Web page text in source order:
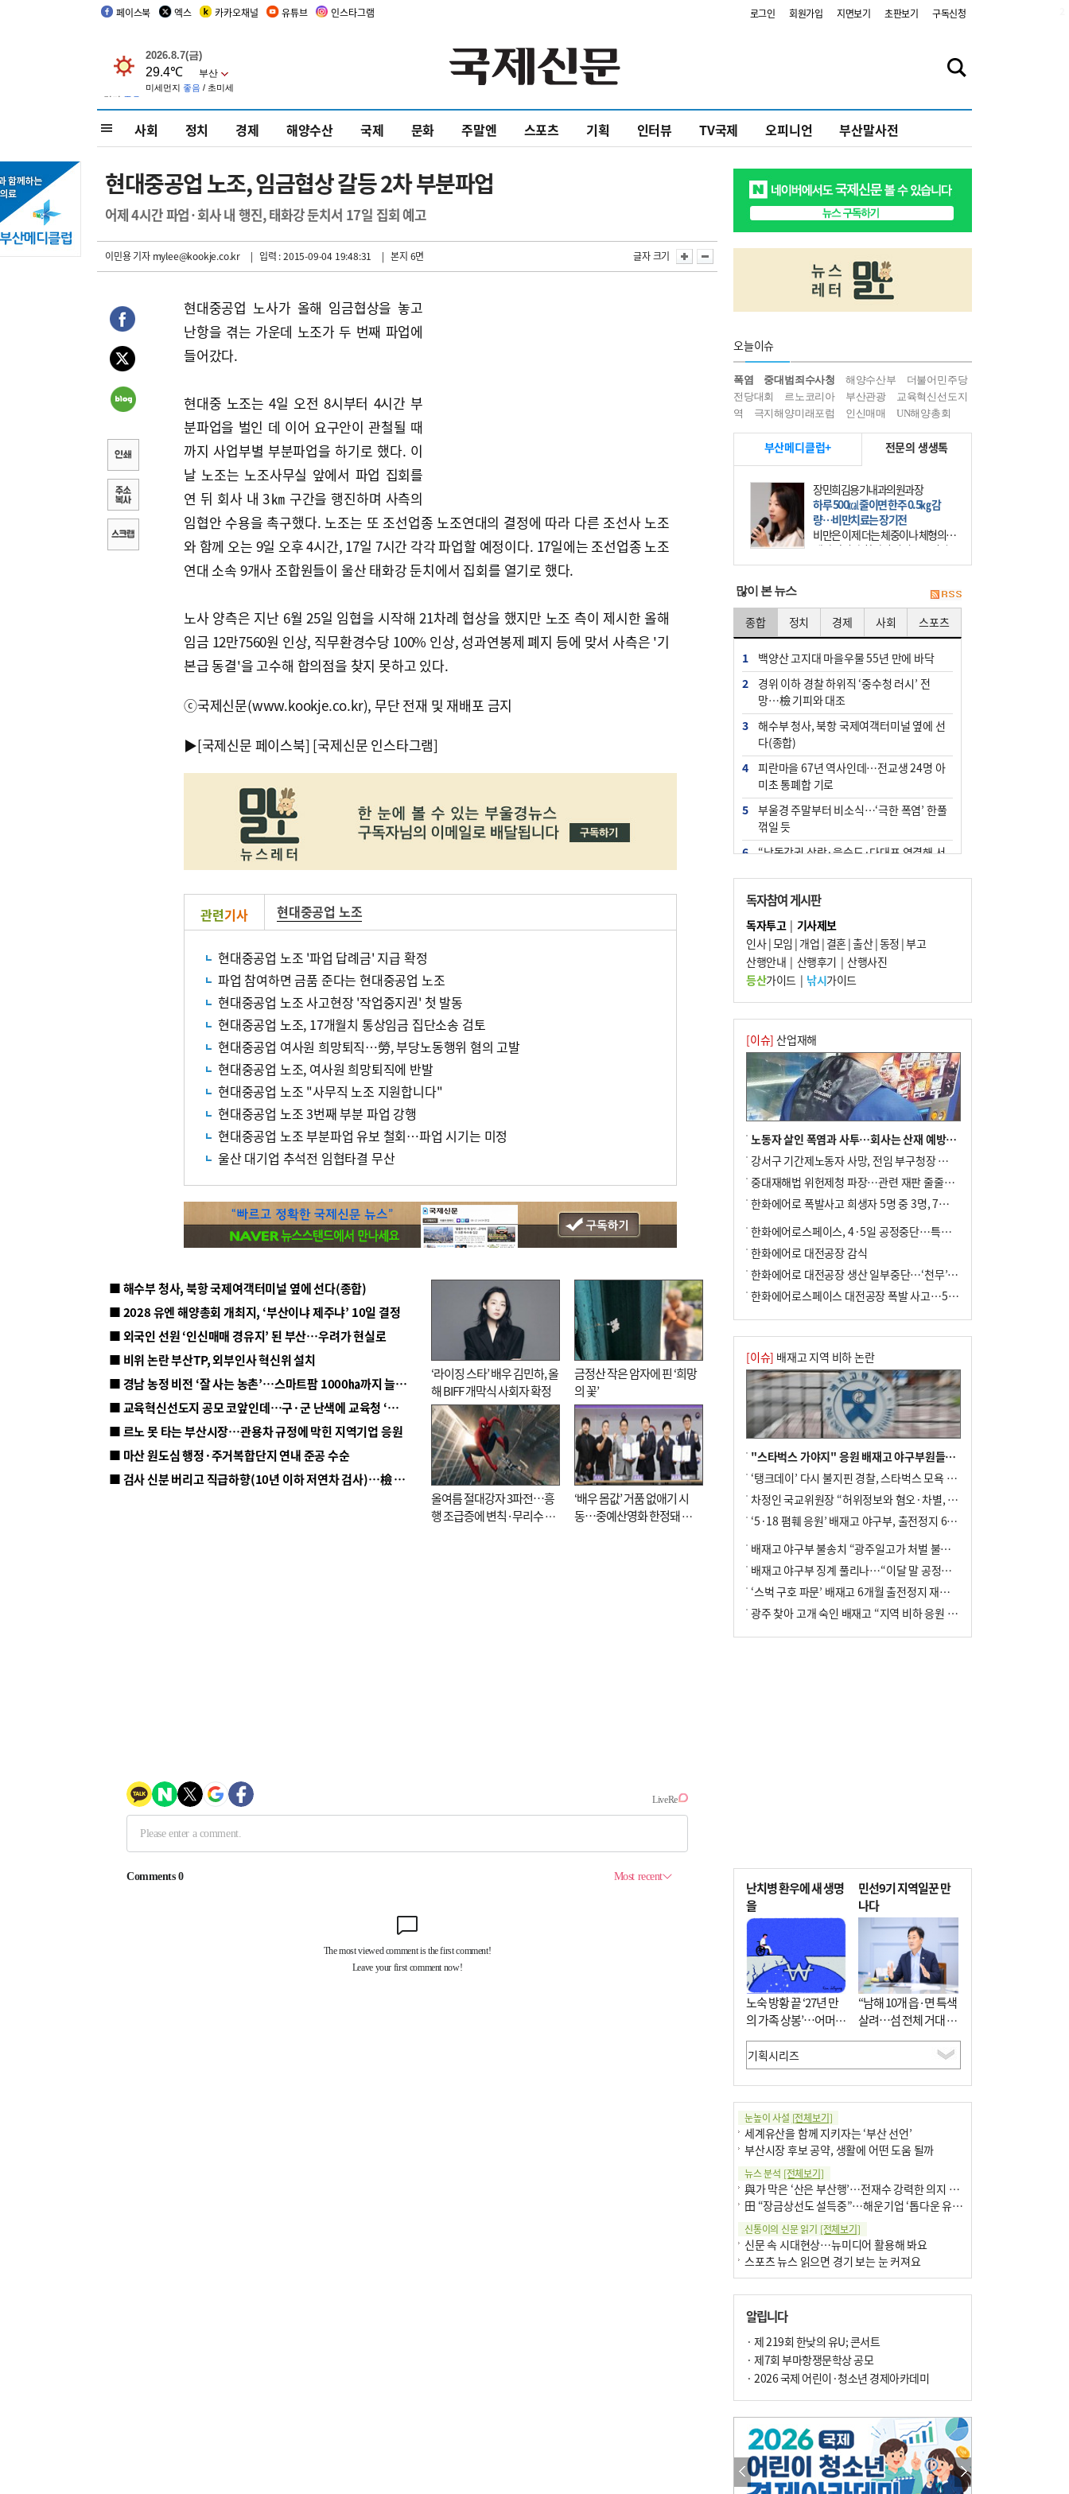
페이스북 엑스 카카오채널 유튜브 인스타그램 로그인 회원가입 지면보기 초판보기 구독신청
사회 정치 경제 해양수산 국제 문화 주말엔 스포츠 기획 인터뷰 TV국제 오피니언 부산말사전
현대중공업 노조, 임금협상 갈등 2차 부분파업
어제 4시간 파업·회사 내 행진, 태화강 둔치서 17일 집회 예고
이민용 기자mylee@kookje.co.kr | 입력 : 2015-09-04 19:48:31 | 본지 6면 글자 크기
현대중공업 노사가 올해 임금협상을 놓고
난항을 겪는 가운데 노조가 두 번째 파업에
들어갔다.
현대중 노조는 4일 오전 8시부터 4시간 부
분파업을 벌인 데 이어 요구안이 관철될 때
까지 사업부별 부분파업을 하기로 했다. 이
날 노조는 노조사무실 앞에서 파업 집회를
연 뒤 회사 내 3㎞ 구간을 행진하며 사측의
임협안 수용을 촉구했다. 노조는 또 조선업종 노조연대의 결정에 따라 다른 조선사 노조
와 함께 오는 9일 오후 4시간, 17일 7시간 각각 파업할 예정이다. 17일에는 조선업종 노조
연대 소속 9개사 조합원들이 울산 태화강 둔치에서 집회를 열기로 했다.
노사 양측은 지난 6월 25일 임협을 시작해 21차례 협상을 했지만 노조 측이 제시한 올해
임금 12만7560원 인상, 직무환경수당 100% 인상, 성과연봉제 폐지 등에 맞서 사측은 '기
본급 동결'을 고수해 합의점을 찾지 못하고 있다.
ⓒ국제신문(www.kookje.co.kr), 무단 전재 및 재배포 금지
▶[국제신문 페이스북] [국제신문 인스타그램]
관련기사 현대중공업 노조
현대중공업 노조 '파업 답례금' 지급 확정
파업 참여하면 금품 준다는 현대중공업 노조
현대중공업 노조 사고현장 '작업중지권' 첫 발동
현대중공업 노조, 17개월치 통상임금 집단소송 검토
현대중공업 여사원 희망퇴직…勞, 부당노동행위 혐의 고발
현대중공업 노조, 여사원 희망퇴직에 반발
현대중공업 노조 "사무직 노조 지원합니다"
현대중공업 노조 3번째 부분 파업 강행
현대중공업 노조 부분파업 유보 철회…파업 시기는 미정
울산 대기업 추석전 임협타결 무산
■ 해수부 청사, 북항 국제여객터미널 옆에 선다(종합)
■ 2028 유엔 해양총회 개최지, ‘부산이냐 제주냐’ 10일 결정
■ 외국인 선원 ‘인신매매 경유지’ 된 부산…우려가 현실로
■ 비위 논란 부산TP, 외부인사 혁신위 설치
■ 경남 농정 비전 ‘잘 사는 농촌’…스마트팜 1000㏊까지 늘린다
■ 교육혁신선도지 공모 코앞인데…구·군 난색에 교육청 ‘쩔쩔’
■ 르노 못 타는 부산시장…관용차 규정에 막힌 지역기업 응원
■ 마산 원도심 행정·주거복합단지 연내 준공 수순
■ 검사 신분 버리고 직급하향(10년 이하 저연차 검사)…檢 중수청행 기피
‘라이징 스타’ 배우 김민하, 올
해 BIFF 개막식 사회자 확정
금정산 작은 암자에 핀 ‘희망
의 꽃’
올여름 절대강자 3파전…흥
행 조급증에 변칙·무리수 마
‘배우 몸값’ 거품 없애기 시
동…중예산영화 한정돼 실
오늘이슈
폭염 중대범죄수사청 해양수산부
더불어민주당
전당대회
르노코리아 부산관광
교육혁신선도지
역
극지해양미래포럼 인신매매 UN해양총회
부산메디클럽+ 전문의 생생톡
장민희김용기내과의원과장
하루 500㎉ 줄이면 한주 0.5㎏ 감
량…비만치료는 장기전
비만은 이제 더는 체중이나 체형의 문
제가 아니다. 하나의 질병으로 인지
하고 치료와 관리를 해야 한다. 세계
많이 본 뉴스
종합 정치 경제 사회 스포츠
1
백양산 고지대 마을우물 55년 만에 바닥
2
경위 이하 경찰 하위직 ‘중수청 러시’ 전
망…檢 기피와 대조
3
해수부 청사, 북항 국제여객터미널 옆에 선
다(종합)
4
피란마을 67년 역사인데…전교생 24명 아
미초 통폐합 기로
5
부울경 주말부터 비소식…‘극한 폭염’ 한풀
꺾일 듯
6
“낙동강권 삼락·을숙도·다대포 연결해 서
7
오늘의 날씨- 2026년 8월 7일
8
외국인 선원 ‘인신매매 경유지’ 된 부산…
우려가 현실로
9
[사설] 해수부 신청사 북항으로 확정, 해양
수도 도약의 전환점
10 르노 못 타는 부산시장…관용차 규정에 막
힌 지역기업 응원
독자참여 게시판
독자투고| 기사제보
인사|모임 | 개업 | 결혼|출산|동정 |부고
산행안내 | 산행후기 | 산행사진
등산가이드| 낚시가이드
[이슈] 산업재해
노동자 살인 폭염과 사투…회사는 산재 예방·전기료 절감 전력
강서구 기간제노동자 사망, 전임 부구청장 檢 송치
중대재해법 위헌제청 파장…관련 재판 줄줄이 브레이크
한화에어로 폭발사고 희생자 5명 중 3명, 7일 영면
한화에어로스페이스, 4·5일 공정중단…특별 안전점검
한화에어로 대전공장 감식
한화에어로 대전공장 생산 일부중단…‘천무’ 수출 비상
한화에어로스페이스 대전공장 폭발 사고…5명 사망·2명 부상(종합)
[이슈] 배재고 지역 비하 논란
"스타벅스 가야지" 응원 배재고 야구부원들, 학교서 징계 처분
‘탱크데이’ 다시 불지핀 경찰, 스타벅스 모욕 혐의 압수수색
차정인 국교위원장 “허위정보와 혐오·차별, 학교 교실까지 유입"
‘5·18 폄훼 응원’ 배재고 야구부, 출전정지 6개월→1개월 감경
배재고 야구부 불송치 “광주일고가 처벌 불원 의사 표해”
배재고 야구부 징계 풀리나…“이달 말 공정위서 재심의”
‘스벅 구호 파문’ 배재고 6개월 출전정지 재심 신청키로
광주 찾아 고개 숙인 배재고 “지역 비하 응원 잘못”(종합)
난치병 환우에 새 생명
을
노숙 방황 끝 ‘27년 만
의 가족 상봉’…어머니
와 행복 꿈꿔
민선9기 지역일꾼 만
나다
“남해 10개 읍·면 특색
살려…섬 전체 거대 정
원으로 조성”
눈높이 사설 [전체보기]
세계유산을 함께 지키자는 ‘부산 선언’
부산시장 후보 공약, 생활에 어떤 도움 될까
뉴스 분석 [전체보기]
與가 막은 ‘산은 부산행’…전재수 강력한 의지 표명 없인 공염불
田 “장금상선도 설득중”…해운기업 ‘톱다운 유치전’ 가속
신통이의 신문 읽기 [전체보기]
신문 속 시대현상…뉴미디어 활용해 봐요
스포츠 뉴스 읽으면 경기 보는 눈 커져요
구·군 승진 축하화분 관행 없애자니 소상공인 울상
팩트체크[전체보기]
의령 한우산 털중나리
한 손 뉴스[전체보기]
시민이 개발한 폭염 대응 앱 ‘그늘로’ 길안내 지도 등 인기
골목 맛집 발굴 고메 셀렉션…부산시, 페스티벌 시월 연계
알립니다
· 제 219회 한낮의 유U; 콘서트
· 제7회 부마항쟁문학상 공모
· 2026 국제 어린이·청소년 경제아카데미